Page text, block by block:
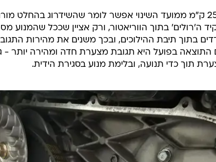
לאחר שצברנו כ-250 ק"מ ממועד השינוי אפשר לומר שהשידרוג
ה'רולים' בתוך הווריאטור, ורק אציין שככל שהמנוע
בתוך תיבת ההילוכים, ובכך משנים את מהירות
התוצאה בפועל היא תגובת מצערת חדה ומהירה יותר -
תוך כדי תנועה, ובלימת מנוע בסגירת הידית.